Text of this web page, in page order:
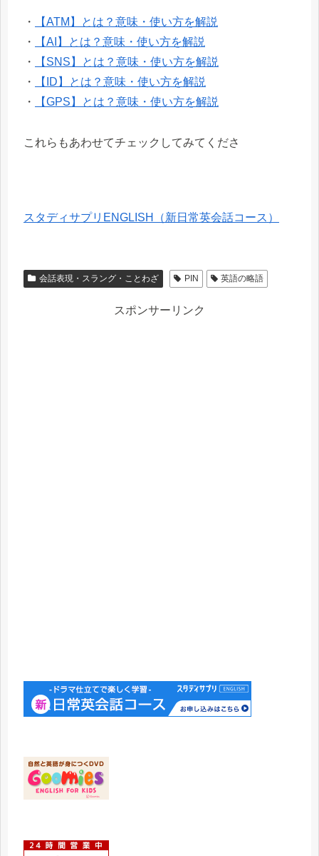
・
【ATM】とは？意味・使い方を解説
・
【AI】とは？意味・使い方を解説
・
【SNS】とは？意味・使い方を解説
・
【ID】とは？意味・使い方を解説
・
【GPS】とは？意味・使い方を解説
これらもあわせてチェックしてみてくださ
スタディサプリENGLISH（新日常英会話コース）
会話表現・スラング・ことわざ PIN 英語の略語
スポンサーリンク